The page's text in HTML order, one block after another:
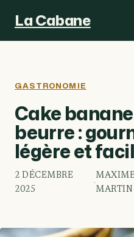
La Cabane
GASTRONOMIE
Cake
beurre :
légère et
2 DÉCEMBRE
2025
·
MARTIN